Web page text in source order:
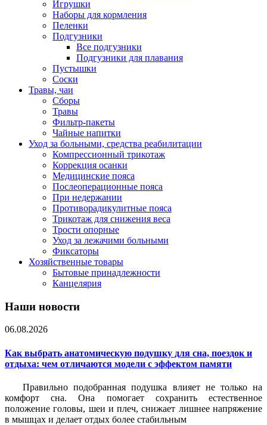
Игрушки
Наборы для кормления
Пеленки
Подгузники
Все подгузники
Подгузники для плавания
Пустышки
Соски
Травы, чаи
Сборы
Травы
Фильтр-пакеты
Чайные напитки
Уход за больными, средства реабилитации
Компрессионный трикотаж
Коррекция осанки
Медицинские пояса
Послеоперационные пояса
При недержании
Противорадикулитные пояса
Трикотаж для снижения веса
Трости опорные
Уход за лежачими больными
Фиксаторы
Хозяйственные товары
Бытовые принадлежности
Канцелярия
Наши новости
06.08.2026
Как выбрать анатомическую подушку для сна, поездок и
отдыха: чем отличаются модели с эффектом памяти
Правильно подобранная подушка влияет не только на
комфорт сна. Она помогает сохранить естественное
положение головы, шеи и плеч, снижает лишнее напряжение
в мышцах и делает отдых более стабильным